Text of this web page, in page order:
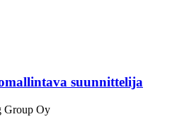
suunnittelija
Group Oy